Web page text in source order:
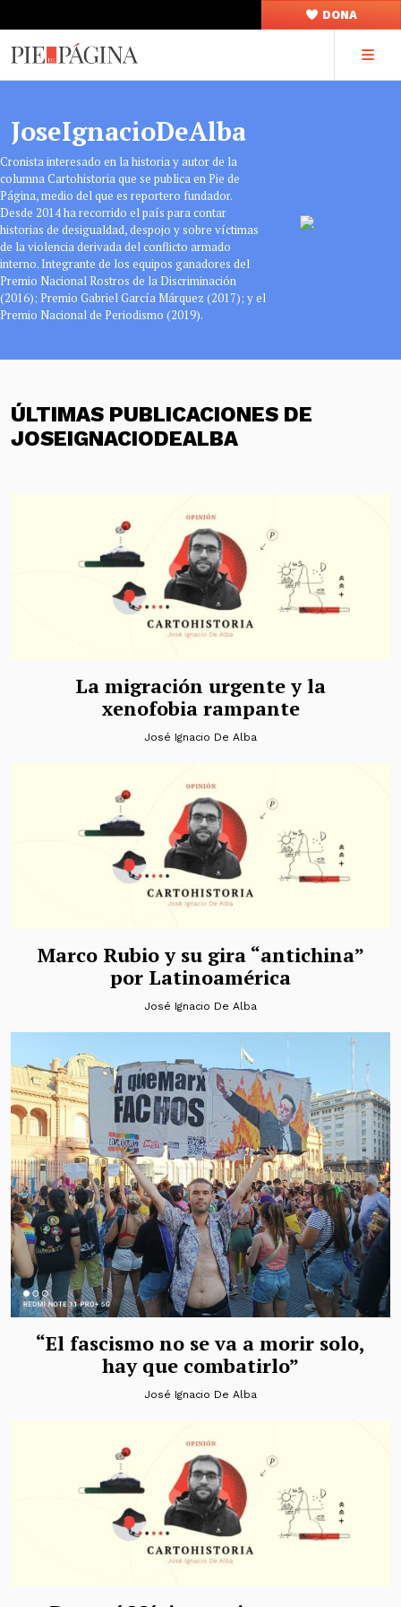
DONA
JoseIgnacioDeAlba
Cronista interesado en la historia y autor de la
columna Cartohistoria que se publica en Pie de
Página, medio del que es reportero fundador.
Desde 2014 ha recorrido el país para contar
historias de desigualdad, despojo y sobre víctimas
de la violencia derivada del conflicto armado
interno. Integrante de los equipos ganadores del
Premio Nacional Rostros de la Discriminación
(2016); Premio Gabriel García Márquez (2017); y el
Premio Nacional de Periodismo (2019).
ÚLTIMAS PUBLICACIONES DE
JOSEIGNACIODEALBA
La migración urgente y la
xenofobia rampante
José Ignacio De Alba
Marco Rubio y su gira “antichina”
por Latinoamérica
José Ignacio De Alba
“El fascismo no se va a morir solo,
hay que combatirlo”
José Ignacio De Alba